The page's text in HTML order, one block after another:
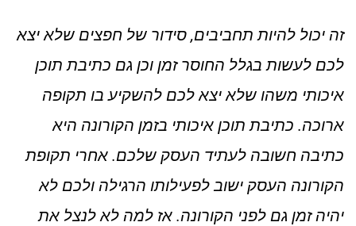
זה יכול להיות תחביבים, סידור של חפצים שלא יצא
לכם לעשות בגלל החוסר זמן וכן גם כתיבת תוכן
איכותי משהו שלא יצא לכם להשקיע בו תקופה
ארוכה. כתיבת תוכן איכותי בזמן הקורונה היא
כתיבה חשובה לעתיד העסק שלכם. אחרי תקופת
הקורונה העסק ישוב לפעילותו הרגילה ולכם לא
יהיה זמן גם לפני הקורונה. אז למה לא לנצל את